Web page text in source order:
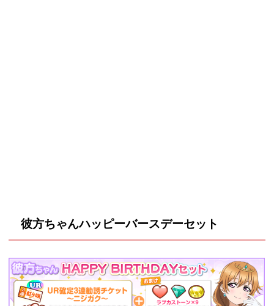
彼方ちゃんハッピーバースデーセット